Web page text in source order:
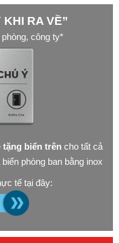
RA VỀ”
công ty*
tặng biển trên cho tất cả
phòng ban bằng inox
tế tại đây: